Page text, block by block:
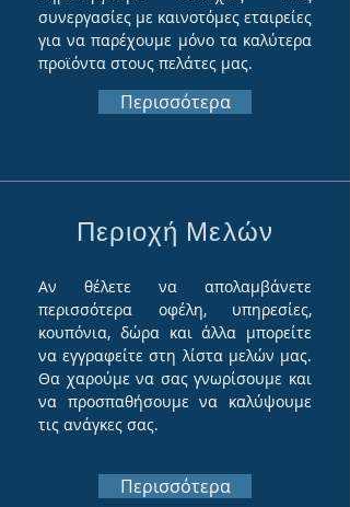
συνεργασίες με καινοτόμες εταιρείες
για να παρέχουμε μόνο τα καλύτερα
προϊόντα στους πελάτες μας.
Περισσότερα
Περιοχή Μελών
Αν θέλετε να απολαμβάνετε
περισσότερα οφέλη, υπηρεσίες,
κουπόνια, δώρα και άλλα μπορείτε
να εγγραφείτε στη λίστα μελών μας.
Θα χαρούμε να σας γνωρίσουμε και
να προσπαθήσουμε να καλύψουμε
τις ανάγκες σας.
Περισσότερα